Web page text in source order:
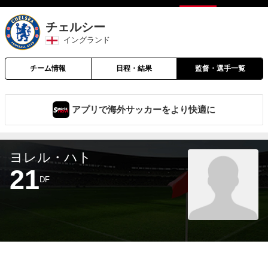
チェルシー
イングランド
チーム情報 日程・結果 監督・選手一覧
アプリで海外サッカーをより快適に
ヨレル・ハト
21 DF